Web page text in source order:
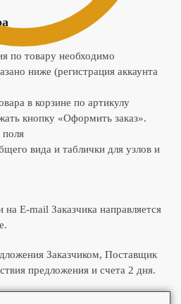
по товару необходимо
ниже (регистрация аккаунта
в корзине по артикулу
кнопку «Оформить заказ».
вида и таблички для узлов и
E-mail Заказчика направляется
Заказчиком, Поставщик
предложения и счета 2 дня.